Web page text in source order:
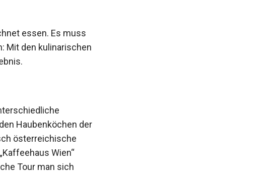
essen. Es muss
Mit den kulinarischen
schiedliche
Haubenköchen der
österreichische
Wien“
Tour man sich